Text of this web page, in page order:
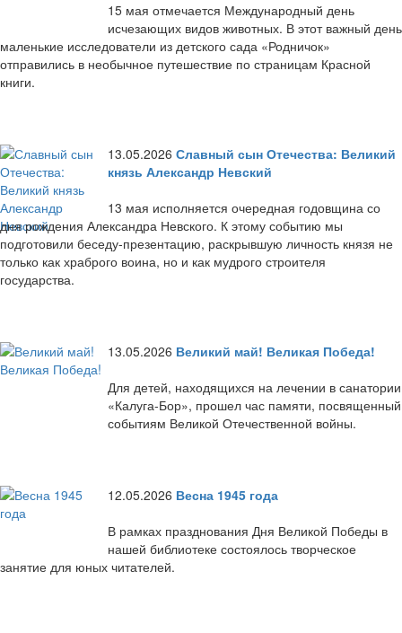
15 мая отмечается Международный день
исчезающих видов животных. В этот важный день
маленькие исследователи из детского сада «Родничок»
отправились в необычное путешествие по страницам Красной
книги.
13.05.2026 Славный сын Отечества: Великий
князь Александр Невский
13 мая исполняется очередная годовщина со
дня рождения Александра Невского. К этому событию мы
подготовили беседу-презентацию, раскрывшую личность князя не
только как храброго воина, но и как мудрого строителя
государства.
13.05.2026 Великий май! Великая Победа!
Для детей, находящихся на лечении в санатории
«Калуга-Бор», прошел час памяти, посвященный
событиям Великой Отечественной войны.
12.05.2026 Весна 1945 года
В рамках празднования Дня Великой Победы в
нашей библиотеке состоялось творческое
занятие для юных читателей.